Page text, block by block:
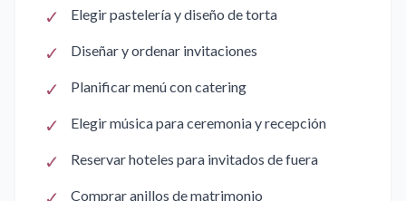
✓ Elegir pastelería y diseño de torta
✓ Diseñar y ordenar invitaciones
✓ Planificar menú con catering
✓ Elegir música para ceremonia y recepción
✓ Reservar hoteles para invitados de fuera
Comprar anillos de matrimonio